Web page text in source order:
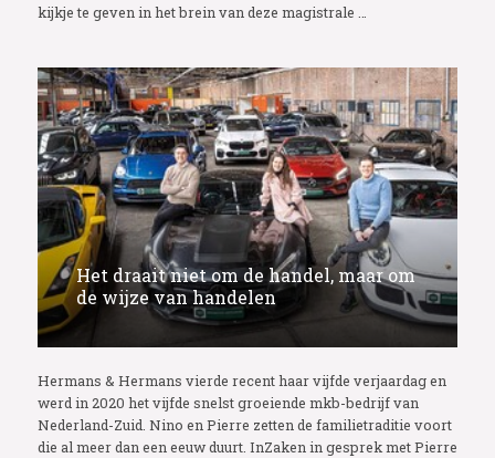
kijkje te geven in het brein van deze magistrale …
Het draait niet om de handel, maar om
de wijze van handelen
Hermans & Hermans vierde recent haar vijfde verjaardag en
werd in 2020 het vijfde snelst groeiende mkb-bedrijf van
Nederland-Zuid. Nino en Pierre zetten de familietraditie voort
die al meer dan een eeuw duurt. InZaken in gesprek met Pierre